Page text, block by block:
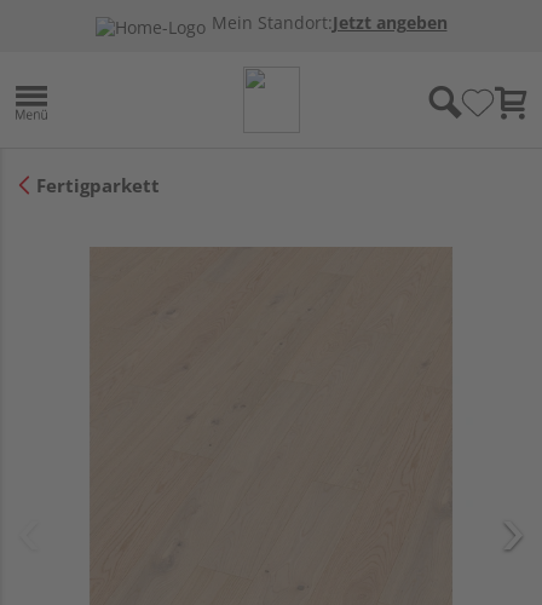
Mein Standort:Jetzt angeben
Fertigparkett